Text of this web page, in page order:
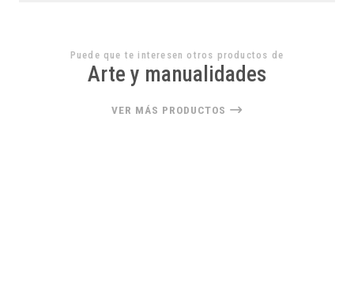
Puede que te interesen otros productos de
Arte y manualidades
VER MÁS PRODUCTOS